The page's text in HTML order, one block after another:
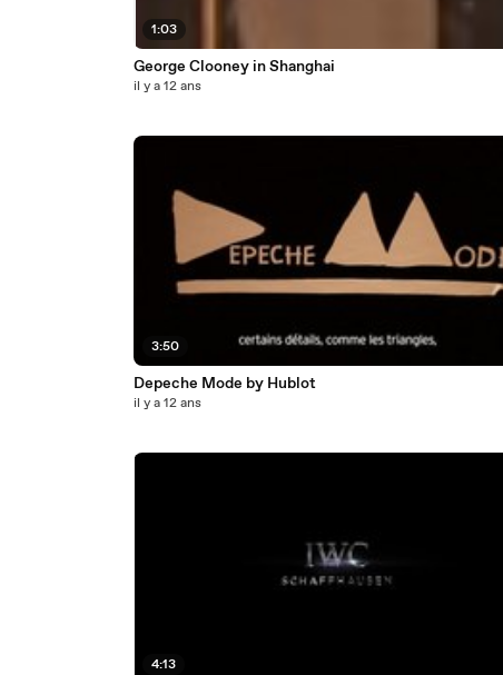
1:03
George Clooney in Shanghai
il y a 12 ans
3:50
Depeche Mode by Hublot
il y a 12 ans
4:13